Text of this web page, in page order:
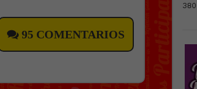
95 COMENTARIOS